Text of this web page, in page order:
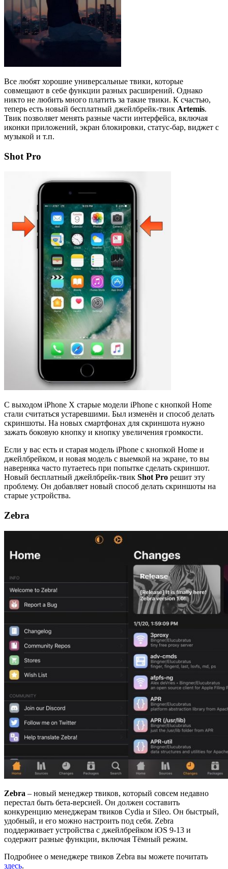
Все любят хорошие универсальные твики, которые
совмещают в себе функции разных расширений. Однако
никто не любить много платить за такие твики. К счастью,
теперь есть новый бесплатный джейлбрейк-твик Artemis.
Твик позволяет менять разные части интерфейса, включая
иконки приложений, экран блокировки, статус-бар, виджет с
музыкой и т.п.
Shot Pro
С выходом iPhone X старые модели iPhone с кнопкой Home
стали считаться устаревшими. Был изменён и способ делать
скриншоты. На новых смартфонах для скриншота нужно
зажать боковую кнопку и кнопку увеличения громкости.
Если у вас есть и старая модель iPhone с кнопкой Home и
джейлбрейком, и новая модель с выемкой на экране, то вы
наверняка часто путаетесь при попытке сделать скриншот.
Новый бесплатный джейлбрейк-твик Shot Pro решит эту
проблему. Он добавляет новый способ делать скриншоты на
старые устройства.
Zebra
Zebra – новый менеджер твиков, который совсем недавно
перестал быть бета-версией. Он должен составить
конкуренцию менеджерам твиков Cydia и Sileo. Он быстрый,
удобный, и его можно настроить под себя. Zebra
поддерживает устройства с джейлбрейком iOS 9-13 и
содержит разные функции, включая Тёмный режим.
Подробнее о менеджере твиков Zebra вы можете почитать
здесь.